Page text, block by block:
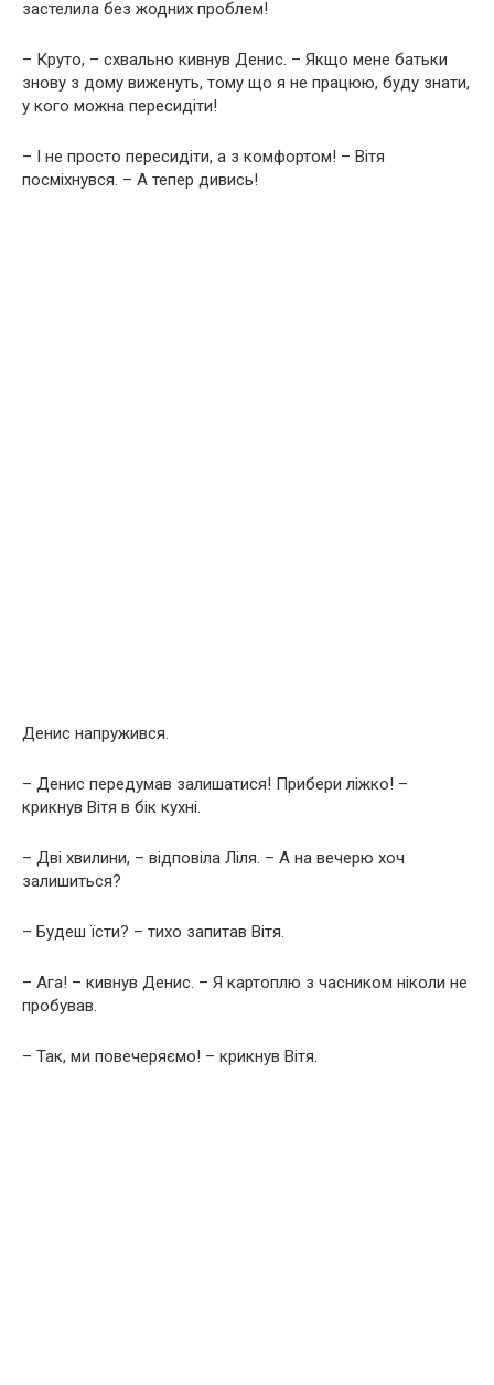
застелила без жодних проблем!
– Круто, – схвально кивнув Денис. – Якщо мене батьки
знову з дому виженуть, тому що я не працюю, буду знати,
у кого можна пересидіти!
– І не просто пересидіти, а з комфортом! – Вітя
посміхнувся. – А тепер дивись!
Денис напружився.
– Денис передумав залишатися! Прибери ліжко! –
крикнув Вітя в бік кухні.
– Дві хвилини, – відповіла Ліля. – А на вечерю хоч
залишиться?
– Будеш їсти? – тихо запитав Вітя.
– Ага! – кивнув Денис. – Я картоплю з часником ніколи не
пробував.
– Так, ми повечеряємо! – крикнув Вітя.